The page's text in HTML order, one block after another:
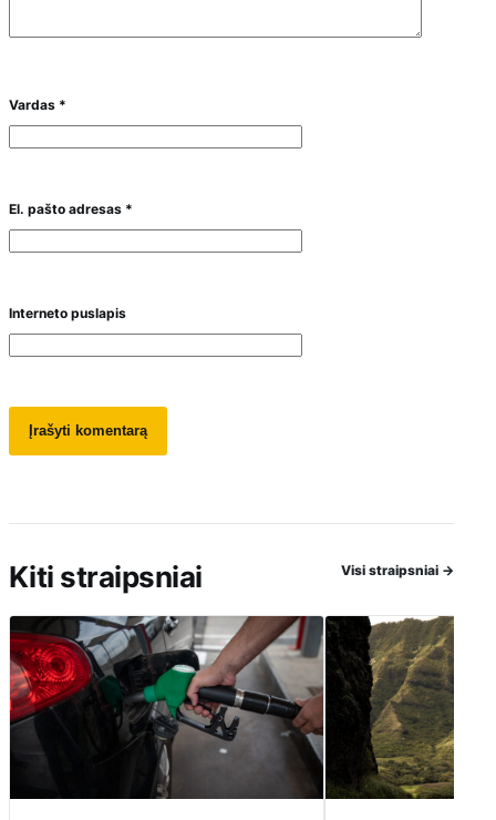
Vardas *
El. pašto adresas *
Interneto puslapis
Kiti straipsniai Visi straipsniai →